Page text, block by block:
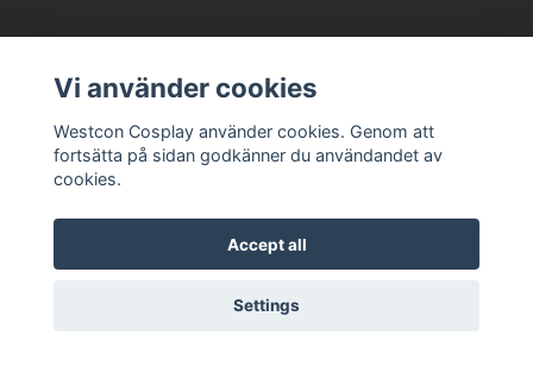
Powered by Quickbutik
Vi använder cookies
Westcon Cosplay använder cookies. Genom att
fortsätta på sidan godkänner du användandet av
cookies.
Accept all
Settings